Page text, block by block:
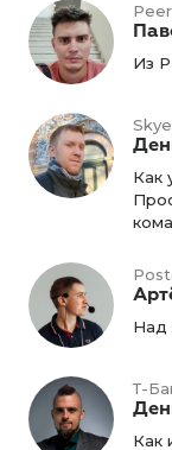
Из
Как
Над
Т-
Как